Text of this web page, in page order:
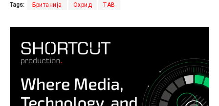
Tags: Британија Охрид ТАВ